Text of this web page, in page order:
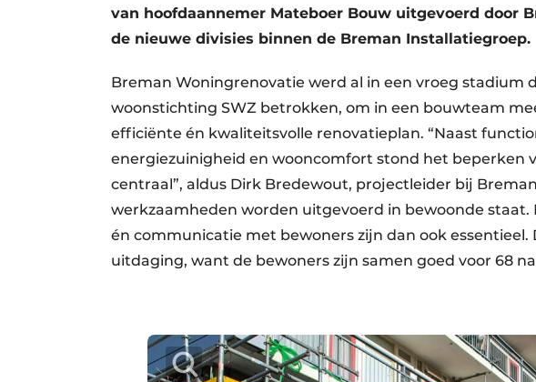
van hoofdaannemer Mateboer Bouw uitgevoerd door
de nieuwe divisies binnen de Breman Installatiegroep.
Breman Woningrenovatie werd al in een vroeg stadium
woonstichting SWZ betrokken, om in een bouwteam
efficiënte én kwaliteitsvolle renovatieplan. “Naast
energiezuinigheid en wooncomfort stond het beperken
centraal”, aldus Dirk Bredewout, projectleider bij
werkzaamheden worden uitgevoerd in bewoonde
én communicatie met bewoners zijn dan ook essentieel.
uitdaging, want de bewoners zijn samen goed voor 68